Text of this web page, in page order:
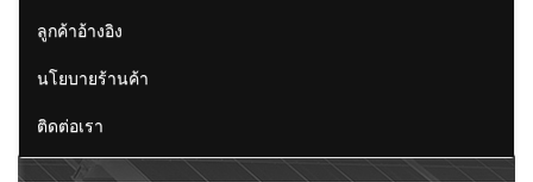
ลูกค้าอ้างอิง
นโยบายร้านค้า
ติดต่อเรา